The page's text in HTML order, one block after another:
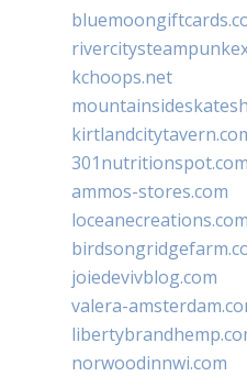
kchoops.net
301nutritionspot.com
ammos-stores.com
loceanecreations.com
joiedevivblog.com
valera-
norwoodinnwi.com